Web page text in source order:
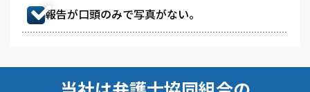
報告が口頭のみで写真がない。